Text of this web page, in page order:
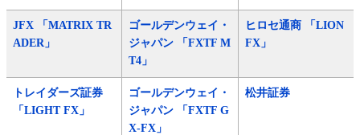
JFX 「MATRIX TR
ADER」
ゴールデンウェイ・
ジャパン 「FXTF M
T4」
ヒロセ通商 「LION
FX」
トレイダーズ証券
「LIGHT FX」
ゴールデンウェイ・
ジャパン 「FXTF G
X-FX」
松井証券